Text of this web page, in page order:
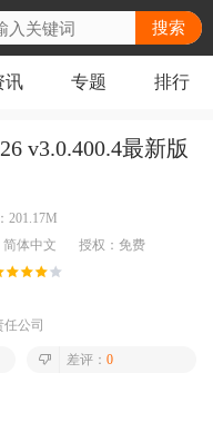
搜索
讯 专题 排行
v3.0.400.4最新版
201.17M
简体中文 授权： 免费
公司
差评： 0